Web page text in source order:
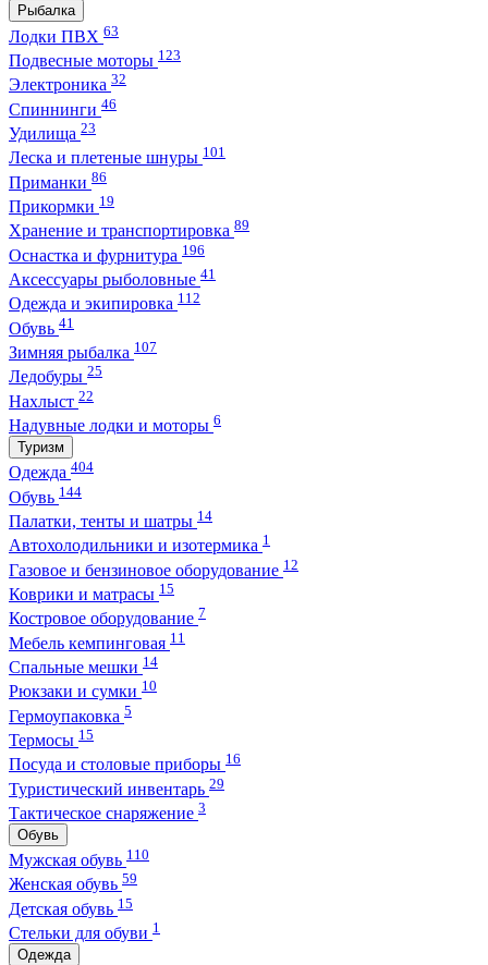
Рыбалка
Лодки ПВХ 63
Подвесные моторы 123
Электроника 32
Спиннинги 46
Удилища 23
Леска и плетеные шнуры 101
Приманки 86
Прикормки 19
Хранение и транспортировка 89
Оснастка и фурнитура 196
Аксессуары рыболовные 41
Одежда и экипировка 112
Обувь 41
Зимняя рыбалка 107
Ледобуры 25
Нахлыст 22
Надувные лодки и моторы 6
Туризм
Одежда 404
Обувь 144
Палатки, тенты и шатры 14
Автохолодильники и изотермика 1
Газовое и бензиновое оборудование 12
Коврики и матрасы 15
Костровое оборудование 7
Мебель кемпинговая 11
Спальные мешки 14
Рюкзаки и сумки 10
Гермоупаковка 5
Термосы 15
Посуда и столовые приборы 16
Туристический инвентарь 29
Тактическое снаряжение 3
Обувь
Мужская обувь 110
Женская обувь 59
Детская обувь 15
Стельки для обуви 1
Одежда